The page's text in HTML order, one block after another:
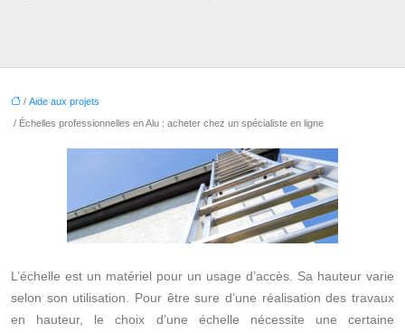
/ Aide aux projets
/ Échelles professionnelles en Alu : acheter chez un spécialiste en ligne
L’échelle est un matériel pour un usage d’accès. Sa hauteur varie
selon son utilisation. Pour être sure d’une réalisation des travaux
en hauteur, le choix d’une échelle nécessite une certaine